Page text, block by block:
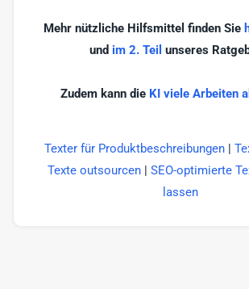
Mehr nützliche Hilfsmittel finden Sie
und im 2. Teil unseres
Zudem kann die KI viele Arbeiten
Texter für Produktbeschreibungen |
Texte outsourcen| SEO-optimierte
lassen